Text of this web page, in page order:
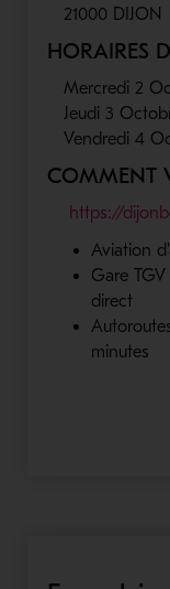
21000 DIJON
HORAIRES
Mercredi 2
Jeudi 3
Vendredi 4
COMMENT
https://
Aviation
Gare
direct
minutes